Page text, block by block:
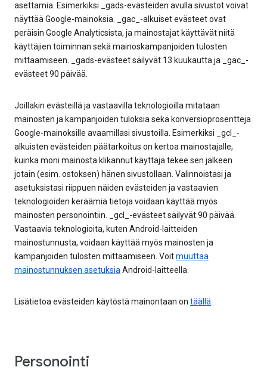
asettamia. Esimerkiksi _gads-evästeiden avulla sivustot voivat
näyttää Google-mainoksia. _gac_-alkuiset evästeet ovat
peräisin Google Analyticsista, ja mainostajat käyttävät niitä
käyttäjien toiminnan sekä mainoskampanjoiden tulosten
mittaamiseen. _gads-evästeet säilyvät 13 kuukautta ja _gac_-
evästeet 90 päivää.
Joillakin evästeillä ja vastaavilla teknologioilla mitataan
mainosten ja kampanjoiden tuloksia sekä konversioprosentteja
Google-mainoksille avaamillasi sivustoilla. Esimerkiksi _gcl_-
alkuisten evästeiden päätarkoitus on kertoa mainostajalle,
kuinka moni mainosta klikannut käyttäjä tekee sen jälkeen
jotain (esim. ostoksen) hänen sivustollaan. Valinnoistasi ja
asetuksistasi riippuen näiden evästeiden ja vastaavien
teknologioiden keräämiä tietoja voidaan käyttää myös
mainosten personointiin. _gcl_-evästeet säilyvät 90 päivää.
Vastaavia teknologioita, kuten Android-laitteiden
mainostunnusta, voidaan käyttää myös mainosten ja
kampanjoiden tulosten mittaamiseen. Voitmuuttaa
mainostunnuksen asetuksiaAndroid-laitteella.
Lisätietoa evästeiden käytöstä mainontaan on täällä.
Personointi